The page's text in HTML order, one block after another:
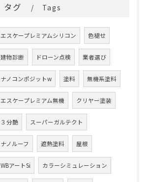
タグ Tags
エスケープレミアムシリコン 色褪せ
建物診断 ドローン点検 業者選び
ナノコンポジットw 塗料 無機系塗料
エスケープレミアム無機 クリヤー塗装
３分艶 スーパーガルテクト
ナノルーフ 遮熱塗料 屋根
WBアートSi カラーシミュレーション